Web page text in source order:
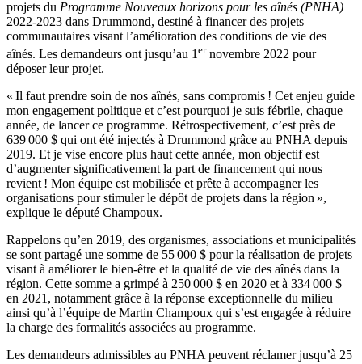
projets du Programme Nouveaux horizons pour les aînés (PNHA)
2022-2023 dans Drummond, destiné à financer des projets
communautaires visant l’amélioration des conditions de vie des
aînés. Les demandeurs ont jusqu’au 1 ernovembre 2022 pour
déposer leur projet.
« Il faut prendre soin de nos aînés, sans compromis ! Cet enjeu guide
mon engagement politique et c’est pourquoi je suis fébrile, chaque
année, de lancer ce programme. Rétrospectivement, c’est près de
639 000 $ qui ont été injectés à Drummond grâce au PNHA depuis
2019. Et je vise encore plus haut cette année, mon objectif est
d’augmenter significativement la part de financement qui nous
revient ! Mon équipe est mobilisée et prête à accompagner les
organisations pour stimuler le dépôt de projets dans la région »,
explique le député Champoux.
Rappelons qu’en 2019, des organismes, associations et municipalités
se sont partagé une somme de 55 000 $ pour la réalisation de projets
visant à améliorer le bien-être et la qualité de vie des aînés dans la
région. Cette somme a grimpé à 250 000 $ en 2020 et à 334 000 $
en 2021, notamment grâce à la réponse exceptionnelle du milieu
ainsi qu’à l’équipe de Martin Champoux qui s’est engagée à réduire
la charge des formalités associées au programme.
Les demandeurs admissibles au PNHA peuvent réclamer jusqu’à 25